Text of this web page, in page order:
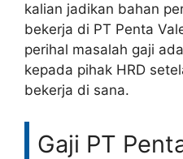
kalian jadikan bahan
bekerja di PT Penta
perihal masalah gaji
kepada pihak HRD
bekerja di sana.
Gaji PT